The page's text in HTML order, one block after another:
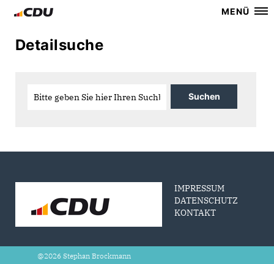
MENÜ
Detailsuche
IMPRESSUM
DATENSCHUTZ
KONTAKT
@2026 Stephan Brockmann